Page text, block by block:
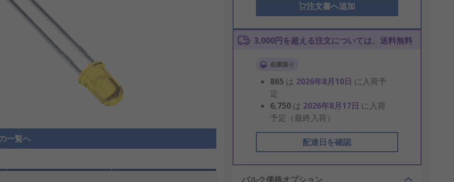
一覧へ
注文書へ追加
3,000円を超える注文については、送料無料
在庫限り
865 は 2026年8月10日 に入荷予
定
6,750 は 2026年8月17日 に入荷
予定（最終入荷）
配達日を確認
バルク価格オプション